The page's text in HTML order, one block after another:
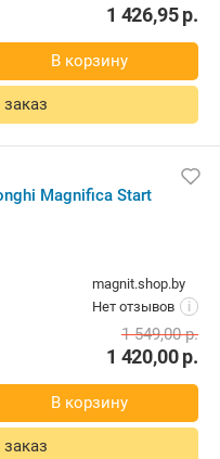
1 426,95р.
В корзину
Magnifica Start
magnit.shop.by
Нет отзывов
i
1 420,00р.
1 549,00р.
В корзину